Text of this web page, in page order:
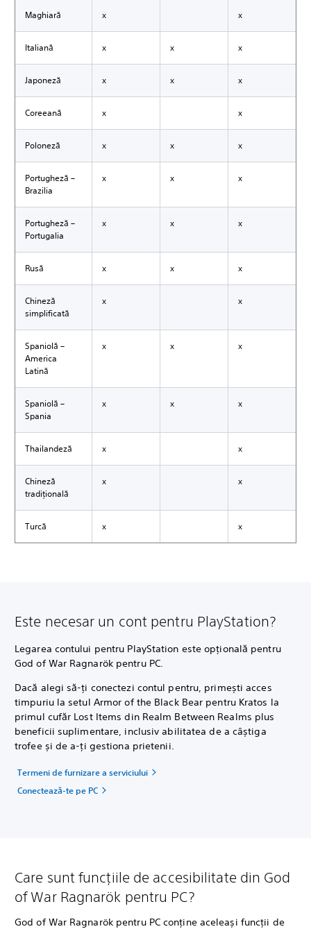
Maghiară x x
Italiană x x x
Japoneză x x x
Coreeană x x
Poloneză x x x
Portugheză –
Brazilia
x x x
Portugheză –
Portugalia
x x x
Rusă x x x
Chineză
simplificată
x x
Spaniolă –
America
Latină
x x x
Spaniolă –
Spania
x x x
Thailandeză x x
Chineză
tradițională
x x
Turcă x x
Este necesar un cont pentru PlayStation?
Legarea contului pentru PlayStation este opțională pentru
God of War Ragnarök pentru PC.
Dacă alegi să-ți conectezi contul pentru, primești acces
timpuriu la setul Armor of the Black Bear pentru Kratos la
primul cufăr Lost Items din Realm Between Realms plus
beneficii suplimentare, inclusiv abilitatea de a câștiga
trofee și de a-ți gestiona prietenii.
Termeni de furnizare a serviciului
Conectează-te pe PC
Care sunt funcțiile de accesibilitate din God
of War Ragnarök pentru PC?
God of War Ragnarök pentru PC conține aceleași funcții de